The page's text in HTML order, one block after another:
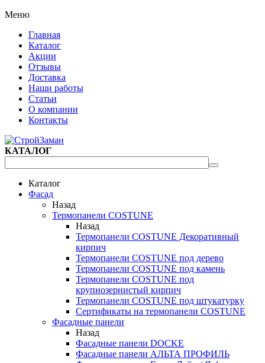
Меню
Главная
Каталог
Акции
Отзывы
Доставка
Наши работы
Статьи
О компании
Контакты
КАТАЛОГ
Каталог
Фасад
Назад
Термопанели COSTUNE
Назад
Термопанели COSTUNE Декоративный
кирпич
Термопанели COSTUNE под дерево
Термопанели COSTUNE под камень
Термопанели COSTUNE под
крупнозернистый кирпич
Термопанели COSTUNE под штукатурку
Сертификаты на термопанели COSTUNE
Фасадные панели
Назад
Фасадные панели DOCKE
Фасадные панели АЛЬТА ПРОФИЛЬ